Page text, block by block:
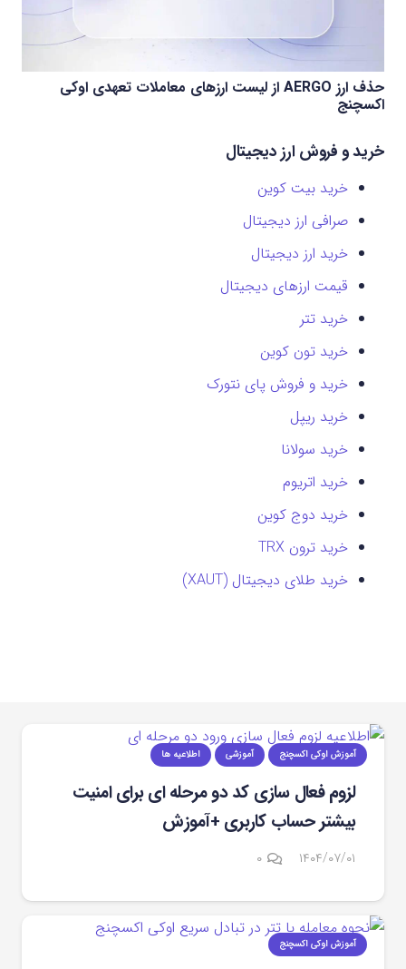
حذف ارز AERGO از لیست ارزهای معاملات تعهدی اوکی
اکسچنج
خرید و فروش ارز دیجیتال
خرید بیت کوین
صرافی ارز دیجیتال
خرید ارز دیجیتال
قیمت ارزهای دیجیتال
خرید تتر
خرید تون کوین
خرید و فروش پای نتورک
خرید ریپل
خرید سولانا
خرید اتریوم
خرید دوج کوین
خرید ترون TRX
خرید طلای دیجیتال (XAUT)
آموزش اوکی اکسچنج آموزشی اطلاعیه ها
لزوم فعال سازی کد دو مرحله ای برای امنیت
بیشتر حساب کاربری +آموزش
۱۴۰۴/۰۷/۰۱ ۰
آموزش اوکی اکسچنج